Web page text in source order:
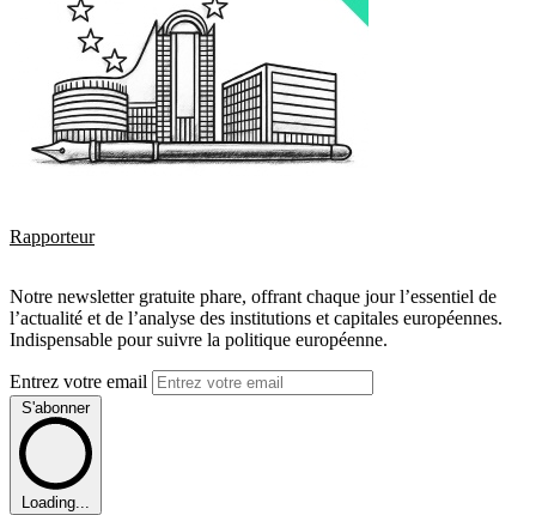
Rapporteur
Notre newsletter gratuite phare, offrant chaque jour l’essentiel de
l’actualité et de l’analyse des institutions et capitales européennes.
Indispensable pour suivre la politique européenne.
Entrez votre email
S'abonner
Loading...